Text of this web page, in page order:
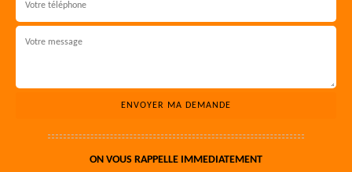
ON VOUS RAPPELLE IMMEDIATEMENT